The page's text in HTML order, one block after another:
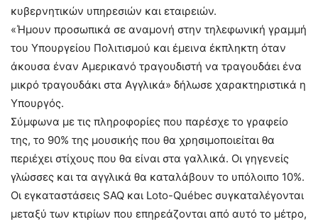
κυβερνητικών υπηρεσιών και εταιρειών.
«Ήμουν προσωπικά σε αναμονή στην τηλεφωνική γραμμή
του Υπουργείου Πολιτισμού και έμεινα έκπληκτη όταν
άκουσα έναν Αμερικανό τραγουδιστή να τραγουδάει ένα
μικρό τραγουδάκι στα Αγγλικά» δήλωσε χαρακτηριστικά η
Υπουργός.
Σύμφωνα με τις πληροφορίες που παρέσχε το γραφείο
της, το 90% της μουσικής που θα χρησιμοποιείται θα
περιέχει στίχους που θα είναι στα γαλλικά. Οι γηγενείς
γλώσσες και τα αγγλικά θα καταλάβουν το υπόλοιπο 10%.
Οι εγκαταστάσεις SAQ και Loto-Québec συγκαταλέγονται
μεταξύ των κτιρίων που επηρεάζονται από αυτό το μέτρο,